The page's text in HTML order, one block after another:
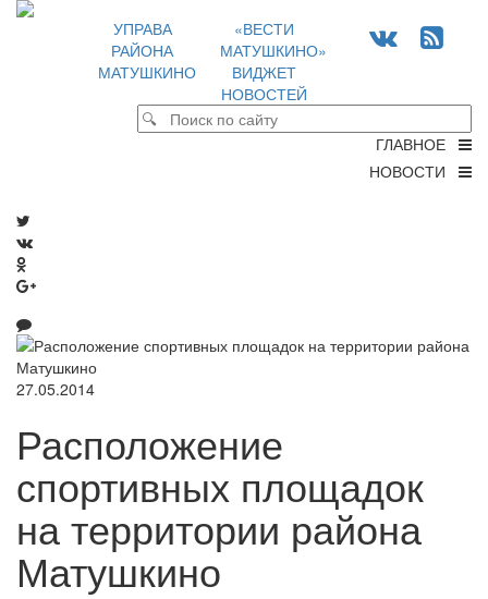
УПРАВА
РАЙОНА
МАТУШКИНО
«ВЕСТИ
МАТУШКИНО»
ВИДЖЕТ
НОВОСТЕЙ
ГЛАВНОЕ
НОВОСТИ
27.05.2014
Расположение
спортивных площадок
на территории района
Матушкино